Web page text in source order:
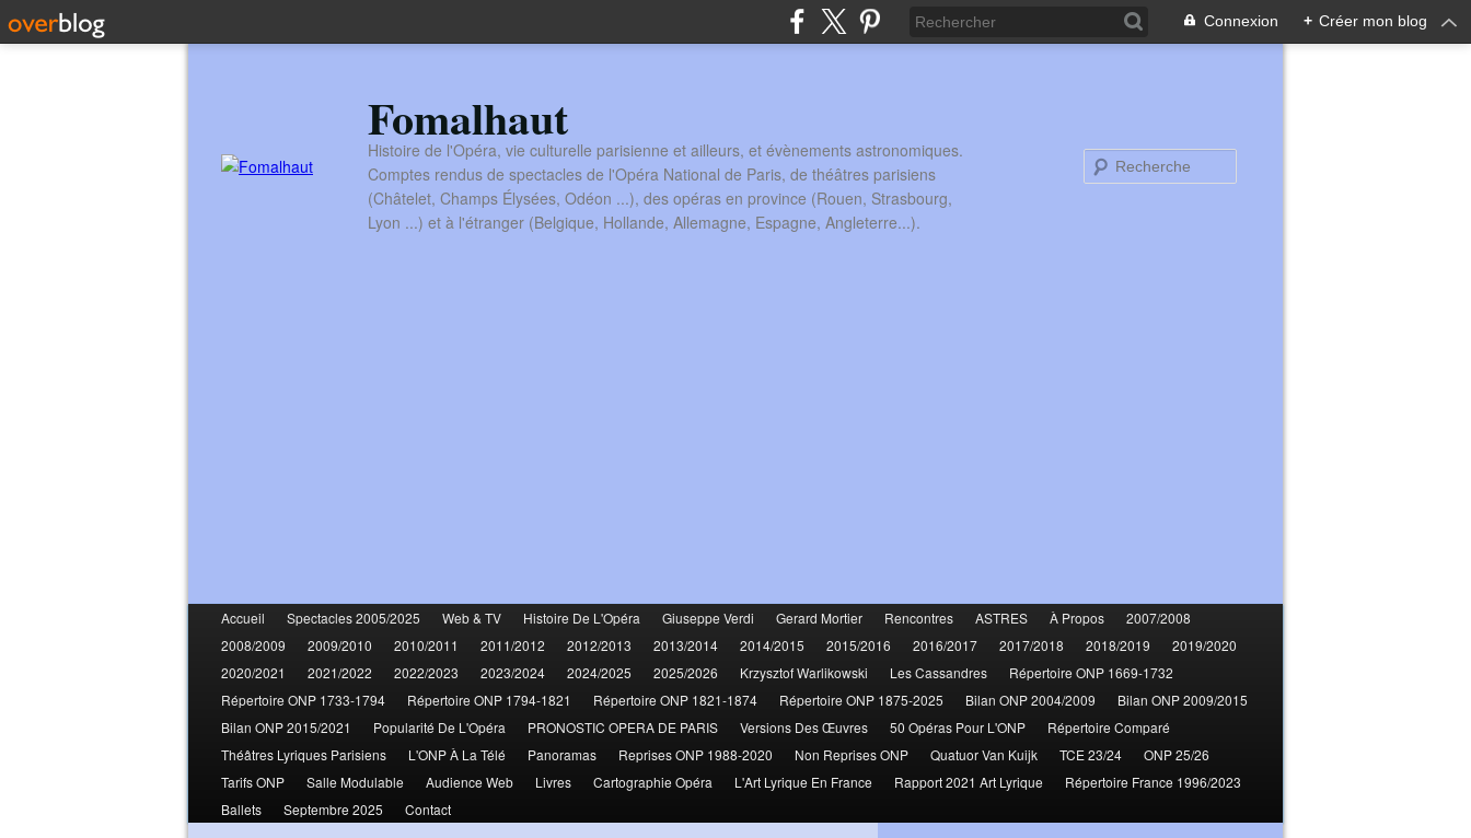
Connexion + Créer mon blog
Fomalhaut
Histoire de l'Opéra, vie culturelle parisienne et ailleurs, et évènements astronomiques.
Comptes rendus de spectacles de l'Opéra National de Paris, de théâtres parisiens
(Châtelet, Champs Élysées, Odéon ...), des opéras en province (Rouen, Strasbourg,
Lyon ...) et à l'étranger (Belgique, Hollande, Allemagne, Espagne, Angleterre...).
Accueil Spectacles 2005/2025 Web & TV Histoire De L'Opéra Giuseppe Verdi Gerard Mortier Rencontres ASTRES À Propos
2007/2008
2008/2009
2009/2010 2010/2011 2011/2012 2012/2013 2013/2014 2014/2015 2015/2016 2016/2017 2017/2018 2018/2019
2019/2020
2020/2021
2021/2022 2022/2023 2023/2024 2024/2025 2025/2026 Krzysztof Warlikowski Les Cassandres
Répertoire ONP 1669-1732
Répertoire ONP 1733-1794
Répertoire ONP 1794-1821 Répertoire ONP 1821-1874 Répertoire ONP 1875-2025 Bilan ONP 2004/2009
Bilan ONP 2009/2015
Bilan ONP 2015/2021
Popularité De L'Opéra PRONOSTIC OPERA DE PARIS Versions Des Œuvres 50 Opéras Pour L'ONP
Répertoire Comparé
Théâtres Lyriques Parisiens
L'ONP À La Télé Panoramas Reprises ONP 1988-2020 Non Reprises ONP Quatuor Van Kuijk TCE 23/24
ONP 25/26
Tarifs ONP
Salle Modulable Audience Web Livres Cartographie Opéra L'Art Lyrique En France Rapport 2021 Art Lyrique
Répertoire France 1996/2023
Ballets
Septembre 2025 Contact